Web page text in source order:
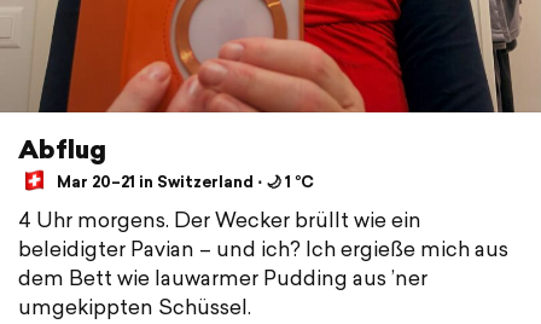
Abflug
Mar 20–21 in Switzerland ⋅ 🌙 1 °C
4 Uhr morgens. Der Wecker brüllt wie ein
beleidigter Pavian – und ich? Ich ergieße mich aus
dem Bett wie lauwarmer Pudding aus ’ner
umgekippten Schüssel.